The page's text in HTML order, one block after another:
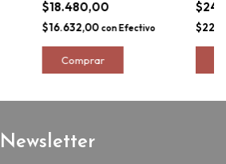
$18.480,00
$16.632,00 con Efectivo
Newsletter